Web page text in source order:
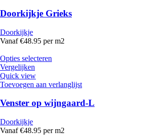
Doorkijkje Grieks
Doorkijkje
Vanaf €48.95 per m2
Opties selecteren
Vergelijken
Quick view
Toevoegen aan verlanglijst
Venster op wijngaard-L
Doorkijkje
Vanaf €48.95 per m2